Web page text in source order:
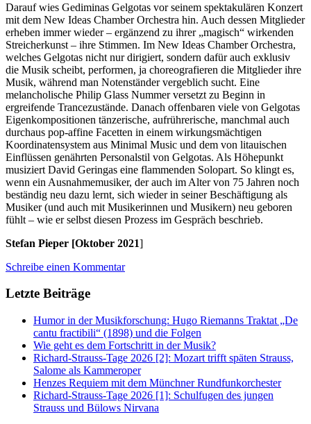
Darauf wies Gediminas Gelgotas vor seinem spektakulären Konzert
mit dem New Ideas Chamber Orchestra hin. Auch dessen Mitglieder
erheben immer wieder – ergänzend zu ihrer „magisch“ wirkenden
Streicherkunst – ihre Stimmen. Im New Ideas Chamber Orchestra,
welches Gelgotas nicht nur dirigiert, sondern dafür auch exklusiv
die Musik scheibt, performen, ja choreografieren die Mitglieder ihre
Musik, während man Notenständer vergeblich sucht. Eine
melancholische Philip Glass Nummer versetzt zu Beginn in
ergreifende Trancezustände. Danach offenbaren viele von Gelgotas
Eigenkompositionen tänzerische, aufrührerische, manchmal auch
durchaus pop-affine Facetten in einem wirkungsmächtigen
Koordinatensystem aus Minimal Music und dem von litauischen
Einflüssen genährten Personalstil von Gelgotas. Als Höhepunkt
musiziert David Geringas eine flammenden Solopart. So klingt es,
wenn ein Ausnahmemusiker, der auch im Alter von 75 Jahren noch
beständig neu dazu lernt, sich wieder in seiner Beschäftigung als
Musiker (und auch mit Musikerinnen und Musikern) neu geboren
fühlt – wie er selbst diesen Prozess im Gespräch beschrieb.
Stefan Pieper [Oktober 2021]
Schreibe einen Kommentar
Letzte Beiträge
Humor in der Musikforschung: Hugo Riemanns Traktat „De
cantu fractibili“ (1898) und die Folgen
Wie geht es dem Fortschritt in der Musik?
Richard-Strauss-Tage 2026 [2]: Mozart trifft späten Strauss,
Salome als Kammeroper
Henzes Requiem mit dem Münchner Rundfunkorchester
Richard-Strauss-Tage 2026 [1]: Schulfugen des jungen
Strauss und Bülows Nirvana